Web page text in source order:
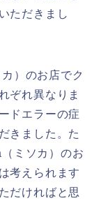
ただきまし
）のお店でク
ぞれ異なりま
ドエラーの症
きました。た
ミソカ）のお
考えられます
だければと思